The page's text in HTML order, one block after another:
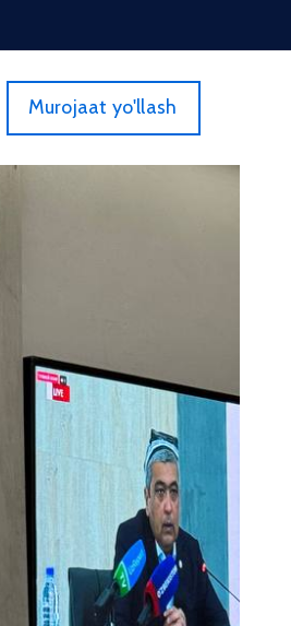
Murojaat yo'llash